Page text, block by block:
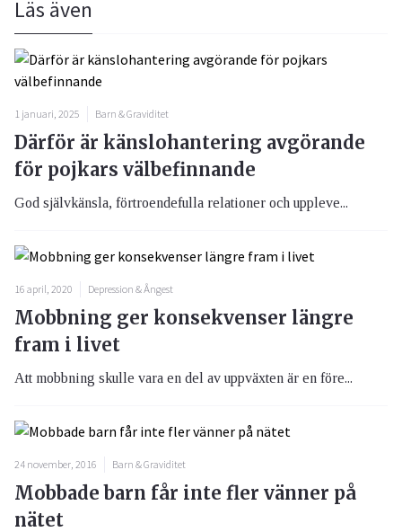
Läs även
1 januari, 2025 Barn & Graviditet
Därför är känslohantering avgörande
för pojkars välbefinnande
God självkänsla, förtroendefulla relationer och uppleve...
16 april, 2020 Depression & Ångest
Mobbning ger konsekvenser längre
fram i livet
Att mobbning skulle vara en del av uppväxten är en före...
24 november, 2016 Barn & Graviditet
Mobbade barn får inte fler vänner på
nätet